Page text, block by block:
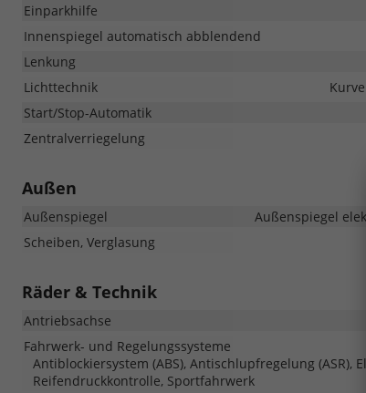
Einparkhilfe
Innenspiegel automatisch abblendend
Lenkung
Lichttechnik
Start/Stop-Automatik
Zentralverriegelung
Außen
Außenspiegel
Außenspiegel
Scheiben, Verglasung
Räder & Technik
Antriebsachse
Fahrwerk- und Regelungssysteme
Antiblockiersystem (ABS), Antischlupfregelung (ASR),
Reifendruckkontrolle, Sportfahrwerk